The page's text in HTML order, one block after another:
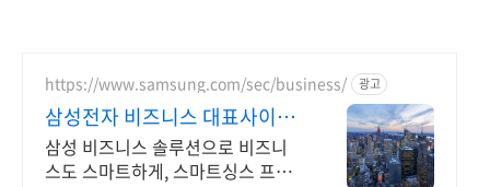
https://www.samsung.com/sec/business/ 광고
삼성전자 비즈니스 대표사이트
본사 공식 운영 견적문의
삼성 비즈니스 솔루션으로 비즈니
스도 스마트하게, 스마트싱스 프로